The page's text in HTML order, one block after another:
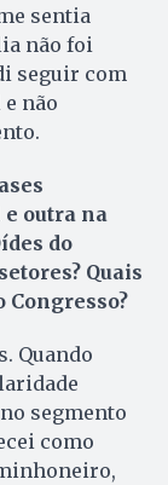
sentia
não foi
seguir com
não
outra na
do
Quais
Congresso?
Quando
segmento
como